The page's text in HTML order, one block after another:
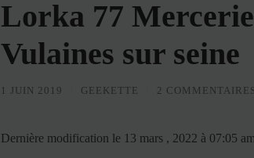
Lorka 77
Vulaines sur seine
1 JUIN 2019 GEEKETTE 2 COMMENTAIRES
Dernière modification le 13 mars , 2022 à 07:05 am